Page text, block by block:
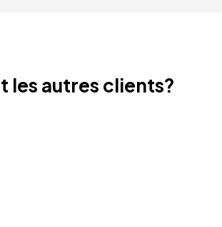
les autres clients?